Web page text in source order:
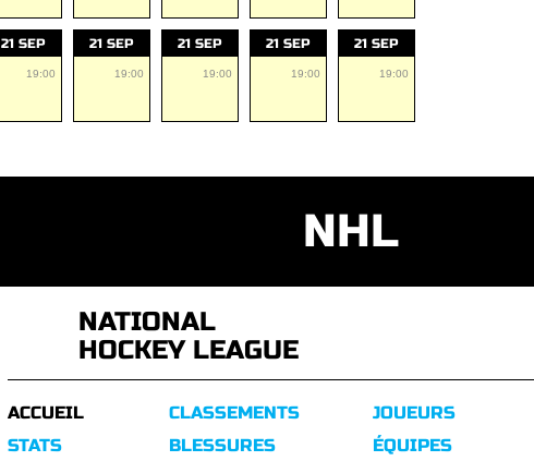
21 SEP
19:00
21 SEP
19:00
21 SEP
19:00
21 SEP
19:00
21 SEP
19:00
NHL
NATIONAL
HOCKEY LEAGUE
ACCUEIL
STATS
CLASSEMENTS
BLESSURES
JOUEURS
ÉQUIPES